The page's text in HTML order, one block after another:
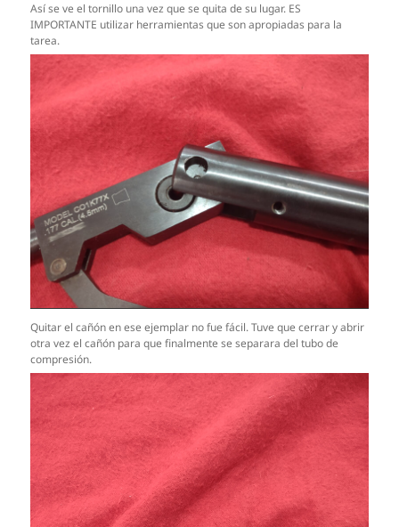
Así se ve el tornillo una vez que se quita de su lugar. ES
IMPORTANTE utilizar herramientas que son apropiadas para la
tarea.
Quitar el cañón en ese ejemplar no fue fácil. Tuve que cerrar y abrir
otra vez el cañón para que finalmente se separara del tubo de
compresión.